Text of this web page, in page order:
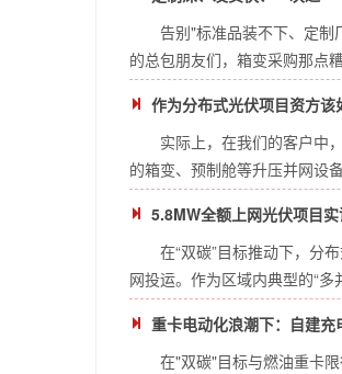
告别"标准品装不下、定制
的总包朋友们，箱变采购那点
作为分布式光伏项目资方该
实际上，在我们的客户中
的箱变、预制舱等升压并网设
5.8MW全额上网光伏项目
在“双碳”目标推动下，分
网投运。作为区域内典型的“
重卡电动化浪潮下：自建
在"双碳"目标与燃油重卡